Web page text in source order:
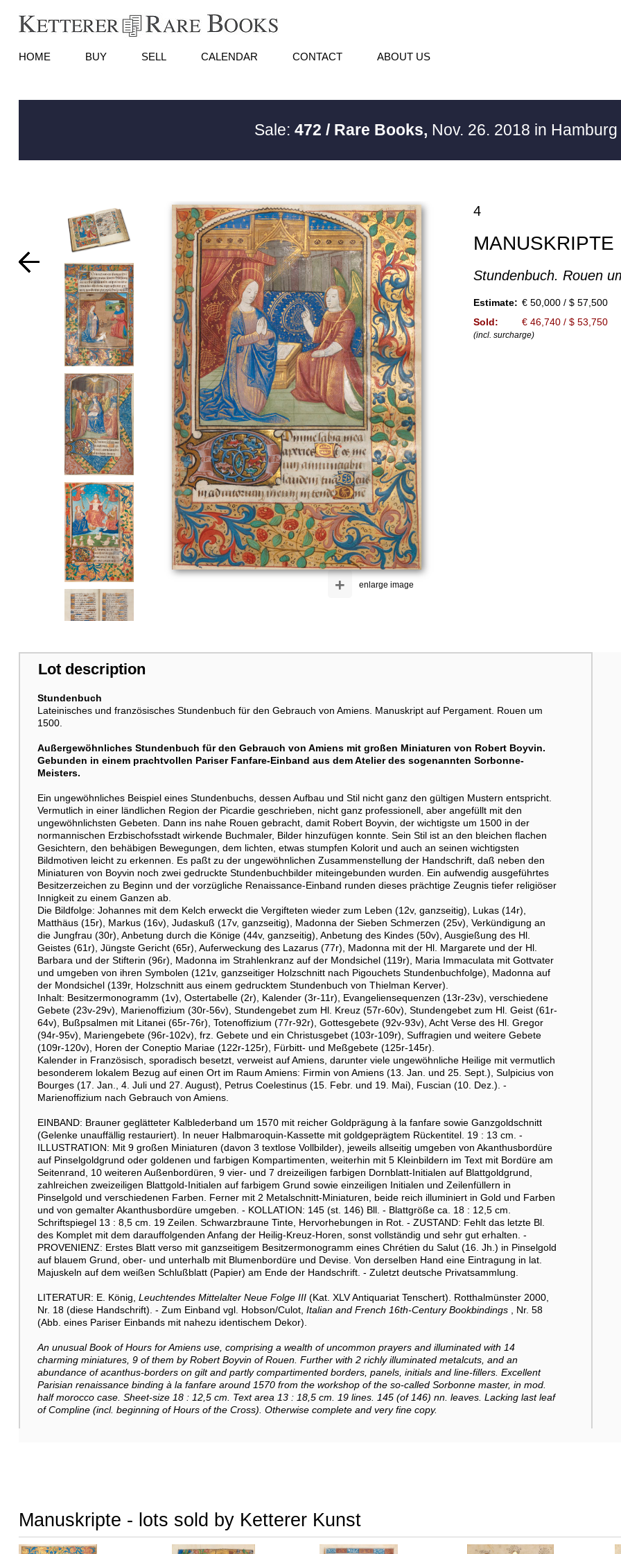
HOME BUY SELL CALENDAR CONTACT ABOUT US
Sale: 472 / Rare Books, Nov. 26. 2018 in Hamburg
enlarge image
+
4
MANUSKRIPTE
Stundenbuch. Rouen
Estimate: € 50,000 / $ 57,500
Sold:
€ 46,740 / $ 53,750
(incl. surcharge)
Lot description
Stundenbuch
Lateinisches und französisches Stundenbuch für den Gebrauch von Amiens. Manuskript auf Pergament. Rouen um
1500.
Außergewöhnliches Stundenbuch für den Gebrauch von Amiens mit großen Miniaturen von Robert Boyvin.
Gebunden in einem prachtvollen Pariser Fanfare-Einband aus dem Atelier des sogenannten Sorbonne-
Meisters.
Ein ungewöhnliches Beispiel eines Stundenbuchs, dessen Aufbau und Stil nicht ganz den gültigen Mustern entspricht.
Vermutlich in einer ländlichen Region der Picardie geschrieben, nicht ganz professionell, aber angefüllt mit den
ungewöhnlichsten Gebeten. Dann ins nahe Rouen gebracht, damit Robert Boyvin, der wichtigste um 1500 in der
normannischen Erzbischofsstadt wirkende Buchmaler, Bilder hinzufügen konnte. Sein Stil ist an den bleichen flachen
Gesichtern, den behäbigen Bewegungen, dem lichten, etwas stumpfen Kolorit und auch an seinen wichtigsten
Bildmotiven leicht zu erkennen. Es paßt zu der ungewöhnlichen Zusammenstellung der Handschrift, daß neben den
Miniaturen von Boyvin noch zwei gedruckte Stundenbuchbilder miteingebunden wurden. Ein aufwendig ausgeführtes
Besitzerzeichen zu Beginn und der vorzügliche Renaissance-Einband runden dieses prächtige Zeugnis tiefer religiöser
Innigkeit zu einem Ganzen ab.
Die Bildfolge: Johannes mit dem Kelch erweckt die Vergifteten wieder zum Leben (12v, ganzseitig), Lukas (14r),
Matthäus (15r), Markus (16v), Judaskuß (17v, ganzseitig), Madonna der Sieben Schmerzen (25v), Verkündigung an
die Jungfrau (30r), Anbetung durch die Könige (44v, ganzseitig), Anbetung des Kindes (50v), Ausgießung des Hl.
Geistes (61r), Jüngste Gericht (65r), Auferweckung des Lazarus (77r), Madonna mit der Hl. Margarete und der Hl.
Barbara und der Stifterin (96r), Madonna im Strahlenkranz auf der Mondsichel (119r), Maria Immaculata mit Gottvater
und umgeben von ihren Symbolen (121v, ganzseitiger Holzschnitt nach Pigouchets Stundenbuchfolge), Madonna auf
der Mondsichel (139r, Holzschnitt aus einem gedrucktem Stundenbuch von Thielman Kerver).
Inhalt: Besitzermonogramm (1v), Ostertabelle (2r), Kalender (3r-11r), Evangeliensequenzen (13r-23v), verschiedene
Gebete (23v-29v), Marienoffizium (30r-56v), Stundengebet zum Hl. Kreuz (57r-60v), Stundengebet zum Hl. Geist (61r-
64v), Bußpsalmen mit Litanei (65r-76r), Totenoffizium (77r-92r), Gottesgebete (92v-93v), Acht Verse des Hl. Gregor
(94r-95v), Mariengebete (96r-102v), frz. Gebete und ein Christusgebet (103r-109r), Suffragien und weitere Gebete
(109r-120v), Horen der Coneptio Mariae (122r-125r), Fürbitt- und Meßgebete (125r-145r).
Kalender in Französisch, sporadisch besetzt, verweist auf Amiens, darunter viele ungewöhnliche Heilige mit vermutlich
besonderem lokalem Bezug auf einen Ort im Raum Amiens: Firmin von Amiens (13. Jan. und 25. Sept.), Sulpicius von
Bourges (17. Jan., 4. Juli und 27. August), Petrus Coelestinus (15. Febr. und 19. Mai), Fuscian (10. Dez.). -
Marienoffizium nach Gebrauch von Amiens.
EINBAND: Brauner geglätteter Kalblederband um 1570 mit reicher Goldprägung à la fanfare sowie Ganzgoldschnitt
(Gelenke unauffällig restauriert). In neuer Halbmaroquin-Kassette mit goldgeprägtem Rückentitel. 19 : 13 cm. -
ILLUSTRATION: Mit 9 großen Miniaturen (davon 3 textlose Vollbilder), jeweils allseitig umgeben von Akanthusbordüre
auf Pinselgoldgrund oder goldenen und farbigen Kompartimenten, weiterhin mit 5 Kleinbildern im Text mit Bordüre am
Seitenrand, 10 weiteren Außenbordüren, 9 vier- und 7 dreizeiligen farbigen Dornblatt-Initialen auf Blattgoldgrund,
zahlreichen zweizeiligen Blattgold-Initialen auf farbigem Grund sowie einzeiligen Initialen und Zeilenfüllern in
Pinselgold und verschiedenen Farben. Ferner mit 2 Metalschnitt-Miniaturen, beide reich illuminiert in Gold und Farben
und von gemalter Akanthusbordüre umgeben. - KOLLATION: 145 (st. 146) Bll. - Blattgröße ca. 18 : 12,5 cm.
Schriftspiegel 13 : 8,5 cm. 19 Zeilen. Schwarzbraune Tinte, Hervorhebungen in Rot. - ZUSTAND: Fehlt das letzte Bl.
des Komplet mit dem darauffolgenden Anfang der Heilig-Kreuz-Horen, sonst vollständig und sehr gut erhalten. -
PROVENIENZ: Erstes Blatt verso mit ganzseitigem Besitzermonogramm eines Chrétien du Salut (16. Jh.) in Pinselgold
auf blauem Grund, ober- und unterhalb mit Blumenbordüre und Devise. Von derselben Hand eine Eintragung in lat.
Majuskeln auf dem weißen Schlußblatt (Papier) am Ende der Handschrift. - Zuletzt deutsche Privatsammlung.
LITERATUR: E. König, Leuchtendes Mittelalter Neue Folge III (Kat. XLV Antiquariat Tenschert). Rotthalmünster 2000,
Nr. 18 (diese Handschrift). - Zum Einband vgl. Hobson/Culot, Italian and French 16th-Century Bookbindings, Nr. 58
(Abb. eines Pariser Einbands mit nahezu identischem Dekor).
An unusual Book of Hours for Amiens use, comprising a wealth of uncommon prayers and illuminated with 14
charming miniatures, 9 of them by Robert Boyvin of Rouen. Further with 2 richly illuminated metalcuts, and an
abundance of acanthus-borders on gilt and partly compartimented borders, panels, initials and line-fillers. Excellent
Parisian renaissance binding à la fanfare around 1570 from the workshop of the so-called Sorbonne master, in mod.
half morocco case. Sheet-size 18 : 12,5 cm. Text area 13 : 18,5 cm. 19 lines. 145 (of 146) nn. leaves. Lacking last leaf
of Compline (incl. beginning of Hours of the Cross). Otherwise complete and very fine copy.
Manuskripte - lots sold by Ketterer Kunst